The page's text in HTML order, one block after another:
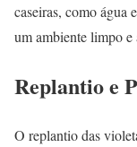
caseiras, como água
um ambiente limpo e
Replantio e
O replantio das